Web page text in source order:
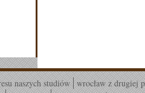
naszych studiów wrocław z drugiej